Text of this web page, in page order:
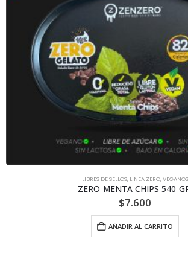
LIBRES DE SELLOS, LINEA ZERO,VEGANOS
ZERO MENTA CHIPS 540
$7.600
AÑADIR AL CARRITO